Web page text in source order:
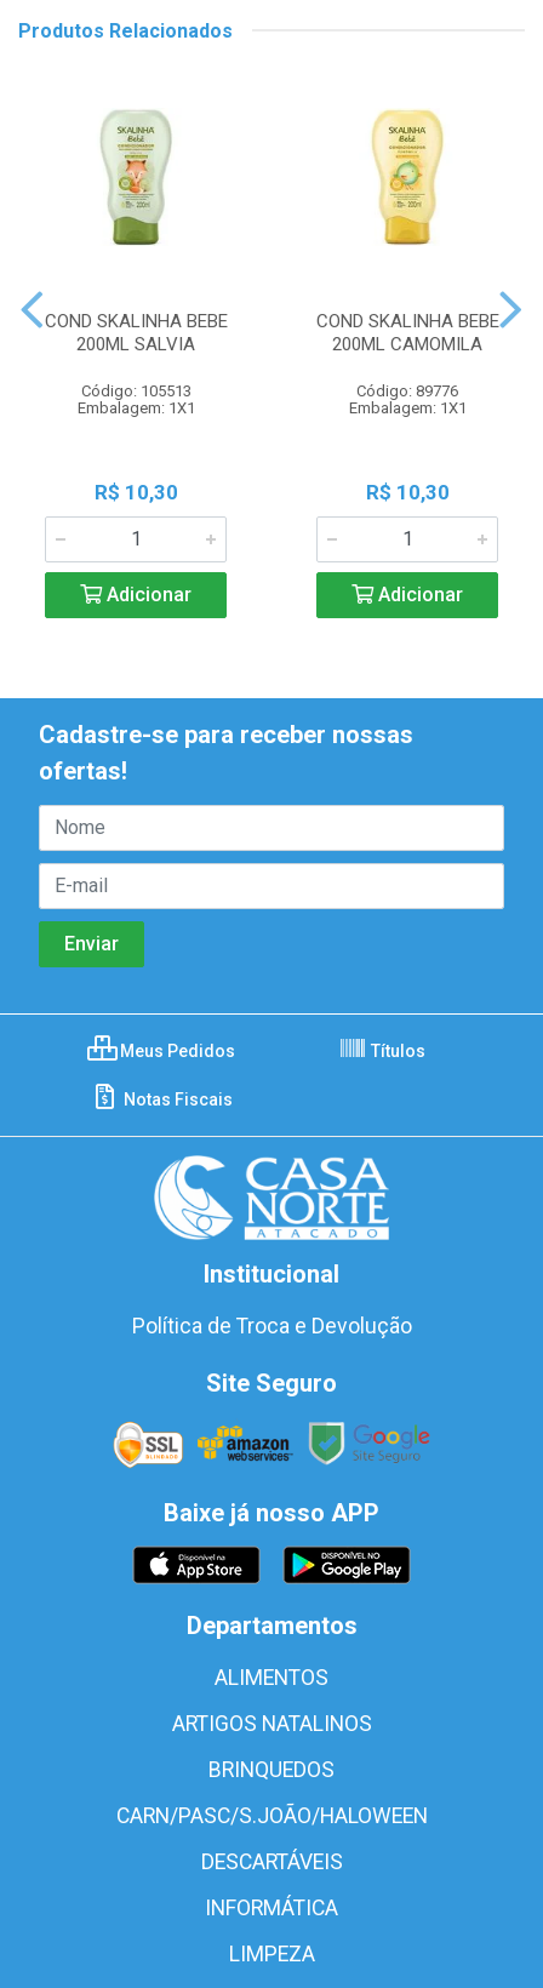
Produtos Relacionados
COND SKALINHA BEBE
200ML SALVIA
Código: 105513
Embalagem: 1X1
R$ 10,30
Adicionar
COND SKALINHA BEBE
200ML CAMOMILA
Código: 89776
Embalagem: 1X1
R$ 10,30
Adicionar
Cadastre-se para receber nossas
ofertas!
Meus Pedidos Títulos
Notas Fiscais
Institucional
Política de Troca e Devolução
Site Seguro
Baixe já nosso APP
Departamentos
ALIMENTOS
ARTIGOS NATALINOS
BRINQUEDOS
CARN/PASC/S.JOÃO/HALOWEEN
DESCARTÁVEIS
INFORMÁTICA
LIMPEZA